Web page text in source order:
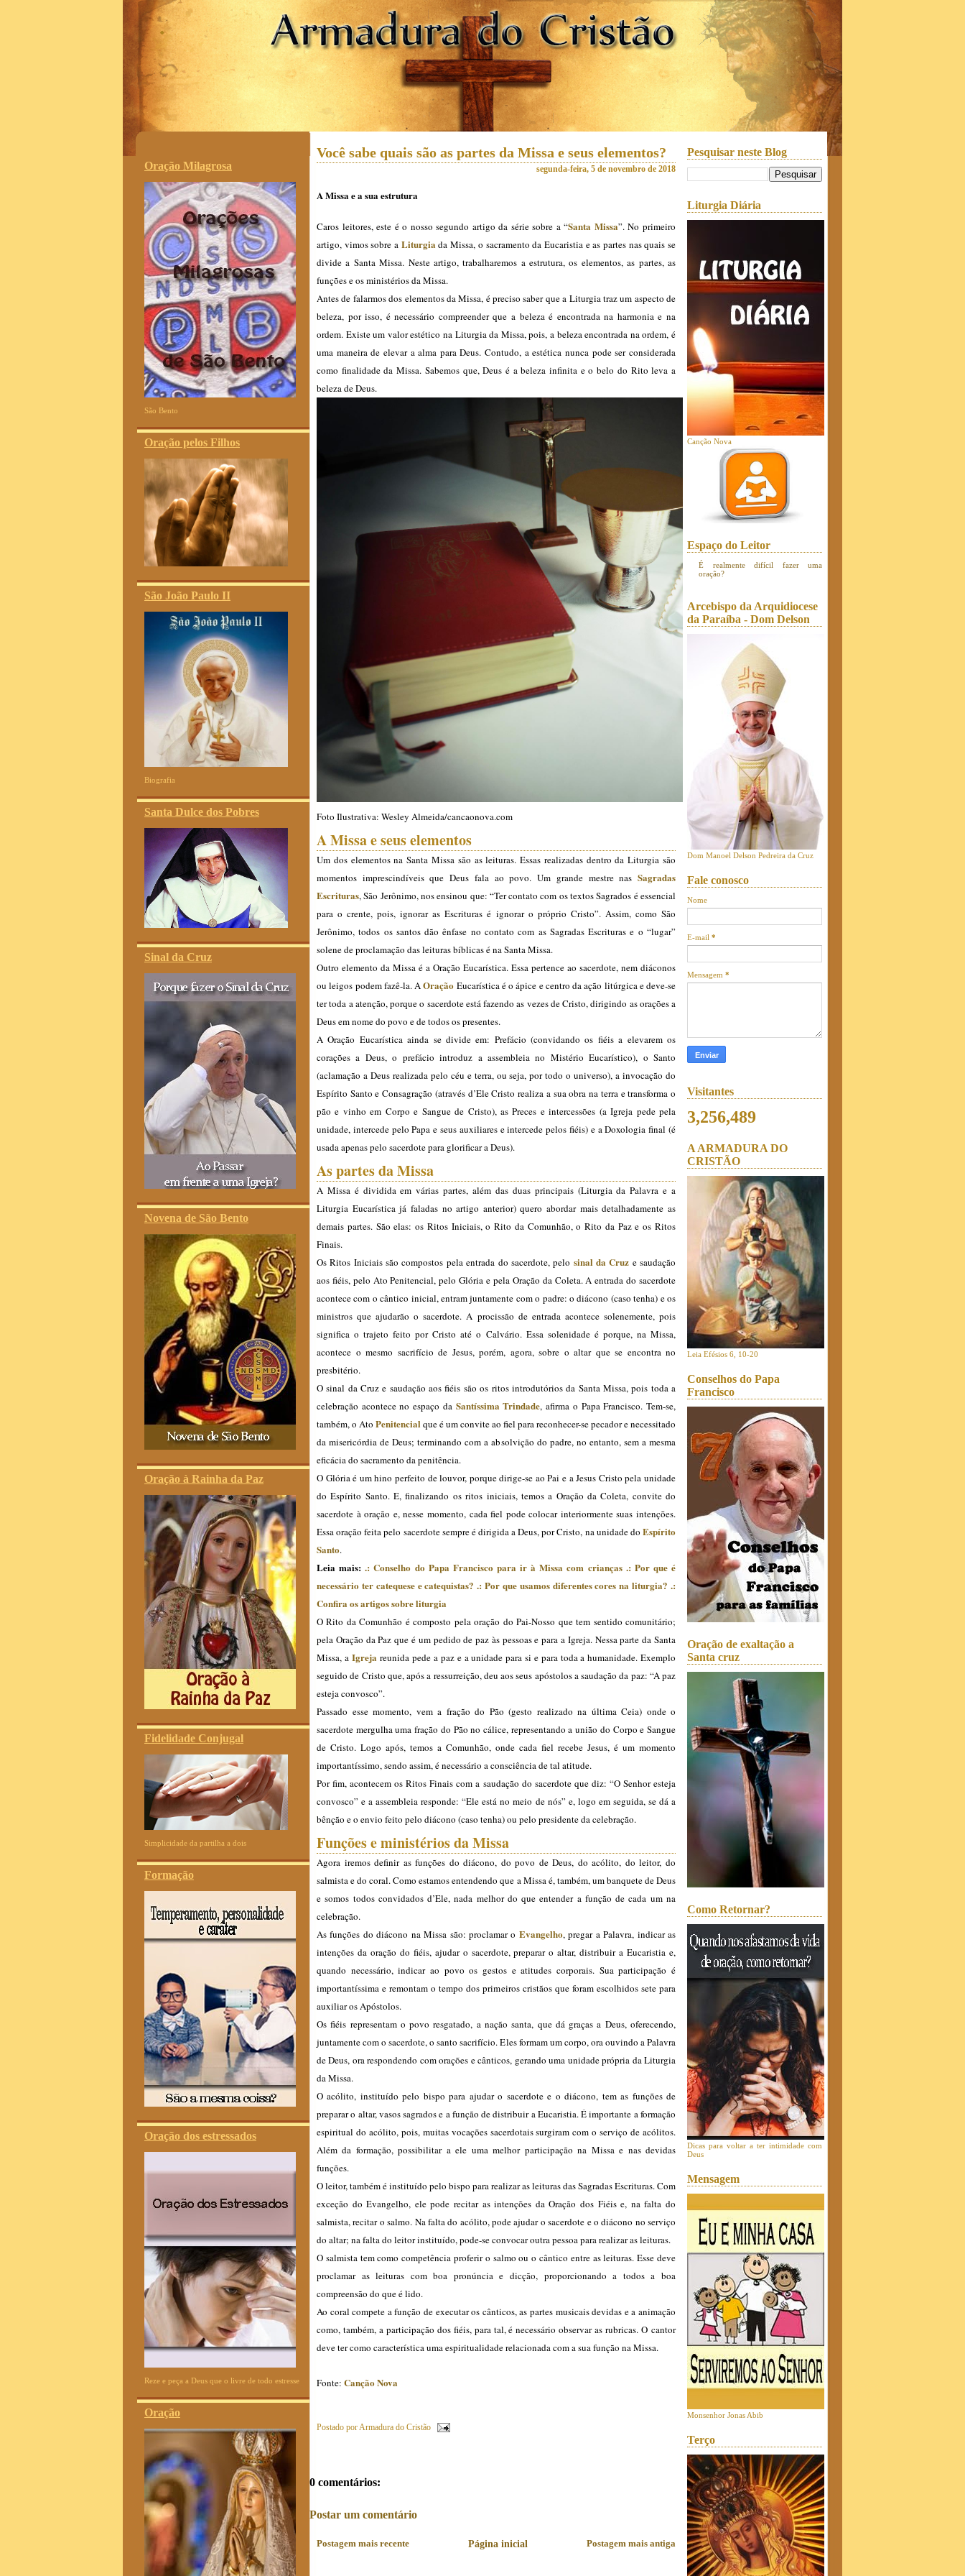
.
Oração Milagrosa
São Bento
Oração pelos Filhos
São João Paulo II
Biografia
Santa Dulce dos Pobres
Sinal da Cruz
Novena de São Bento
Oração à Rainha da Paz
Fidelidade Conjugal
Simplicidade da partilha a dois
Formação
Oração dos estressados
Reze e peça a Deus que o livre de todo estresse
Oração
Você sabe quais são as partes da Missa e seus elementos?
segunda-feira, 5 de novembro de 2018
A Missa e a sua estrutura
Caros leitores, este é o nosso segundo artigo da série sobre a “Santa Missa”. No primeiro
artigo, vimos sobre a Liturgia da Missa, o sacramento da Eucaristia e as partes nas quais se
divide a Santa Missa. Neste artigo, trabalharemos a estrutura, os elementos, as partes, as
funções e os ministérios da Missa.
Antes de falarmos dos elementos da Missa, é preciso saber que a Liturgia traz um aspecto de
beleza, por isso, é necessário compreender que a beleza é encontrada na harmonia e na
ordem. Existe um valor estético na Liturgia da Missa, pois, a beleza encontrada na ordem, é
uma maneira de elevar a alma para Deus. Contudo, a estética nunca pode ser considerada
como finalidade da Missa. Sabemos que, Deus é a beleza infinita e o belo do Rito leva a
beleza de Deus.
Foto Ilustrativa: Wesley Almeida/cancaonova.com
A Missa e seus elementos
Um dos elementos na Santa Missa são as leituras. Essas realizadas dentro da Liturgia são
momentos imprescindíveis que Deus fala ao povo. Um grande mestre nas Sagradas
Escrituras, São Jerônimo, nos ensinou que: “Ter contato com os textos Sagrados é essencial
para o crente, pois, ignorar as Escrituras é ignorar o próprio Cristo”. Assim, como São
Jerônimo, todos os santos dão ênfase no contato com as Sagradas Escrituras e o “lugar”
solene de proclamação das leituras bíblicas é na Santa Missa.
Outro elemento da Missa é a Oração Eucarística. Essa pertence ao sacerdote, nem diáconos
ou leigos podem fazê-la. AOração Eucarística é o ápice e centro da ação litúrgica e deve-se
ter toda a atenção, porque o sacerdote está fazendo as vezes de Cristo, dirigindo as orações a
Deus em nome do povo e de todos os presentes.
A Oração Eucarística ainda se divide em: Prefácio (convidando os fiéis a elevarem os
corações a Deus, o prefácio introduz a assembleia no Mistério Eucarístico), o Santo
(aclamação a Deus realizada pelo céu e terra, ou seja, por todo o universo), a invocação do
Espírito Santo e Consagração (através d’Ele Cristo realiza a sua obra na terra e transforma o
pão e vinho em Corpo e Sangue de Cristo), as Preces e intercessões (a Igreja pede pela
unidade, intercede pelo Papa e seus auxiliares e intercede pelos fiéis) e a Doxologia final (é
usada apenas pelo sacerdote para glorificar a Deus).
As partes da Missa
A Missa é dividida em várias partes, além das duas principais (Liturgia da Palavra e a
Liturgia Eucarística já faladas no artigo anterior) quero abordar mais detalhadamente as
demais partes. São elas: os Ritos Iniciais, o Rito da Comunhão, o Rito da Paz e os Ritos
Finais.
Os Ritos Iniciais são compostos pela entrada do sacerdote, pelo sinal da Cruz e saudação
aos fiéis, pelo Ato Penitencial, pelo Glória e pela Oração da Coleta. A entrada do sacerdote
acontece com o cântico inicial, entram juntamente com o padre: o diácono (caso tenha) e os
ministros que ajudarão o sacerdote. A procissão de entrada acontece solenemente, pois
significa o trajeto feito por Cristo até o Calvário. Essa solenidade é porque, na Missa,
acontece o mesmo sacrifício de Jesus, porém, agora, sobre o altar que se encontra no
presbitério.
O sinal da Cruz e saudação aos fiéis são os ritos introdutórios da Santa Missa, pois toda a
celebração acontece no espaço da Santíssima Trindade, afirma o Papa Francisco. Tem-se,
também, o Ato Penitencial que é um convite ao fiel para reconhecer-se pecador e necessitado
da misericórdia de Deus; terminando com a absolvição do padre, no entanto, sem a mesma
eficácia do sacramento da penitência.
O Glória é um hino perfeito de louvor, porque dirige-se ao Pai e a Jesus Cristo pela unidade
do Espírito Santo. E, finalizando os ritos iniciais, temos a Oração da Coleta, convite do
sacerdote à oração e, nesse momento, cada fiel pode colocar interiormente suas intenções.
Essa oração feita pelo sacerdote sempre é dirigida a Deus, por Cristo, na unidade do Espírito
Santo.
Leia mais: .: Conselho do Papa Francisco para ir à Missa com crianças .: Por que é
necessário ter catequese e catequistas? .: Por que usamos diferentes cores na liturgia? .:
Confira os artigos sobre liturgia
O Rito da Comunhão é composto pela oração do Pai-Nosso que tem sentido comunitário;
pela Oração da Paz que é um pedido de paz às pessoas e para a Igreja. Nessa parte da Santa
Missa, a Igreja reunida pede a paz e a unidade para si e para toda a humanidade. Exemplo
seguido de Cristo que, após a ressurreição, deu aos seus apóstolos a saudação da paz: “A paz
esteja convosco”.
Passado esse momento, vem a fração do Pão (gesto realizado na última Ceia) onde o
sacerdote mergulha uma fração do Pão no cálice, representando a união do Corpo e Sangue
de Cristo. Logo após, temos a Comunhão, onde cada fiel recebe Jesus, é um momento
importantíssimo, sendo assim, é necessário a consciência de tal atitude.
Por fim, acontecem os Ritos Finais com a saudação do sacerdote que diz: “O Senhor esteja
convosco” e a assembleia responde: “Ele está no meio de nós” e, logo em seguida, se dá a
bênção e o envio feito pelo diácono (caso tenha) ou pelo presidente da celebração.
Funções e ministérios da Missa
Agora iremos definir as funções do diácono, do povo de Deus, do acólito, do leitor, do
salmista e do coral. Como estamos entendendo que a Missa é, também, um banquete de Deus
e somos todos convidados d’Ele, nada melhor do que entender a função de cada um na
celebração.
As funções do diácono na Missa são: proclamar o Evangelho, pregar a Palavra, indicar as
intenções da oração do fiéis, ajudar o sacerdote, preparar o altar, distribuir a Eucaristia e,
quando necessário, indicar ao povo os gestos e atitudes corporais. Sua participação é
importantíssima e remontam o tempo dos primeiros cristãos que foram escolhidos sete para
auxiliar os Apóstolos.
Os fiéis representam o povo resgatado, a nação santa, que dá graças a Deus, oferecendo,
juntamente com o sacerdote, o santo sacrifício. Eles formam um corpo, ora ouvindo a Palavra
de Deus, ora respondendo com orações e cânticos, gerando uma unidade própria da Liturgia
da Missa.
O acólito, instituído pelo bispo para ajudar o sacerdote e o diácono, tem as funções de
preparar o altar, vasos sagrados e a função de distribuir a Eucaristia. É importante a formação
espiritual do acólito, pois, muitas vocações sacerdotais surgiram com o serviço de acólitos.
Além da formação, possibilitar a ele uma melhor participação na Missa e nas devidas
funções.
O leitor, também é instituído pelo bispo para realizar as leituras das Sagradas Escrituras. Com
exceção do Evangelho, ele pode recitar as intenções da Oração dos Fiéis e, na falta do
salmista, recitar o salmo. Na falta do acólito, pode ajudar o sacerdote e o diácono no serviço
do altar; na falta do leitor instituído, pode-se convocar outra pessoa para realizar as leituras.
O salmista tem como competência proferir o salmo ou o cântico entre as leituras. Esse deve
proclamar as leituras com boa pronúncia e dicção, proporcionando a todos a boa
compreensão do que é lido.
Ao coral compete a função de executar os cânticos, as partes musicais devidas e a animação
como, também, a participação dos fiéis, para tal, é necessário observar as rubricas. O cantor
deve ter como característica uma espiritualidade relacionada com a sua função na Missa.
Fonte: Canção Nova
Postado por Armadura do Cristão
0 comentários:
Postar um comentário
Postagem mais recente Postagem mais antiga
Página inicial
Pesquisar neste Blog
Liturgia Diária
Canção Nova
Espaço do Leitor
É realmente difícil fazer uma
oração?
Arcebispo da Arquidiocese
da Paraíba - Dom Delson
Dom Manoel Delson Pedreira da Cruz
Fale conosco
Nome
E-mail *
Mensagem *
Visitantes
3,256,489
A ARMADURA DO
CRISTÃO
Leia Efésios 6, 10-20
Conselhos do Papa
Francisco
Oração de exaltação a
Santa cruz
Como Retornar?
Dicas para voltar a ter intimidade com
Deus
Mensagem
Monsenhor Jonas Abib
Terço